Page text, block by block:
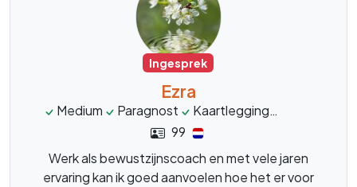
Ingesprek
Ezra
Medium Paragnost Kaartlegging
99
Werk als bewustzijnscoach en met vele jaren
ervaring kan ik goed aanvoelen hoe het er voor